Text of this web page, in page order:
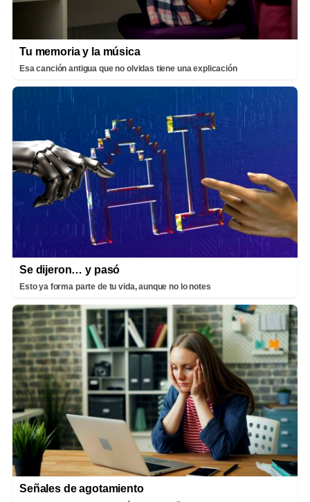
Tu memoria y la música
Esa canción antigua que no olvidas tiene una explicación
Se dijeron… y pasó
Esto ya forma parte de tu vida, aunque no lo notes
Señales de agotamiento